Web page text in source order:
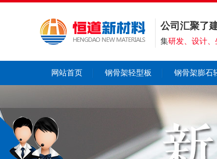
公司汇聚了
集研发、设计
网站首页 钢骨架轻型板 钢骨架膨石